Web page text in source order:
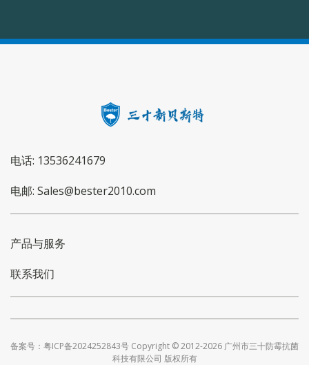
电话: 13536241679
电邮: Sales@bester2010.com
产品与服务
联系我们
备案号：粤ICP备2024252843号 Copyright © 2012-2026 广州市三十防霉抗菌
科技有限公司 版权所有